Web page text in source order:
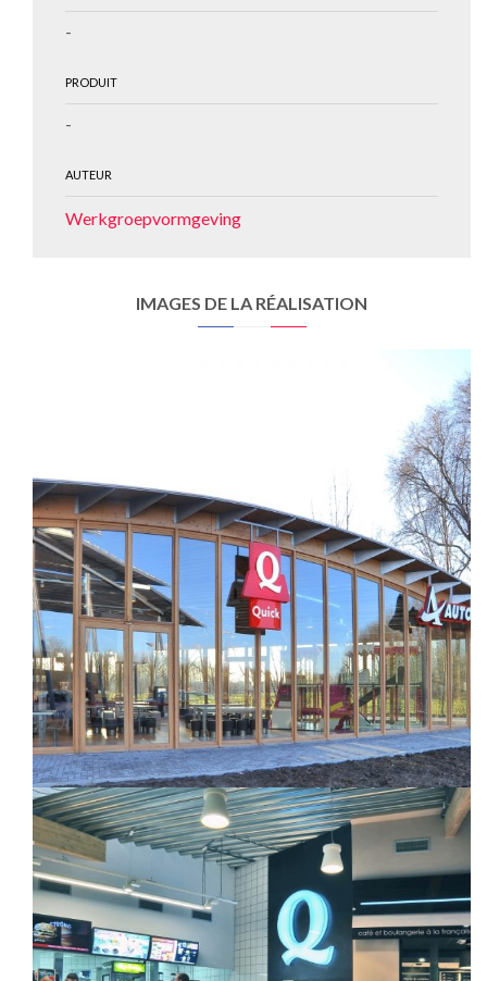
-
PRODUIT
-
AUTEUR
Werkgroepvormgeving
IMAGES DE LA RÉALISATION